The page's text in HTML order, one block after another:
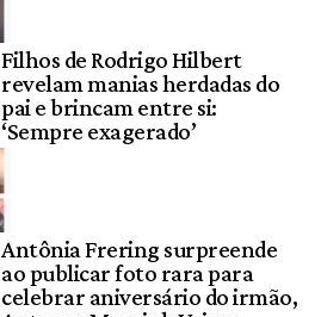
Filhos de Rodrigo Hilbert
revelam manias herdadas do
pai e brincam entre si:
‘Sempre exagerado’
Antônia Frering surpreende
ao publicar foto rara para
celebrar aniversário do irmão,